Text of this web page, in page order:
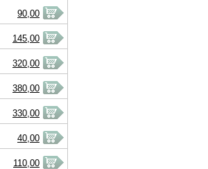
90,00
145,00
320,00
380,00
330,00
40,00
110,00